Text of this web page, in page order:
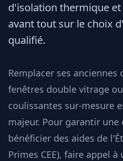
d'isolation thermique
avant tout sur le choix
qualifié.
Remplacer ses anciennes
fenêtres double vitrage
coulissantes sur-mesure
majeur. Pour garantir
bénéficier des aides de
Primes CEE), faire appel